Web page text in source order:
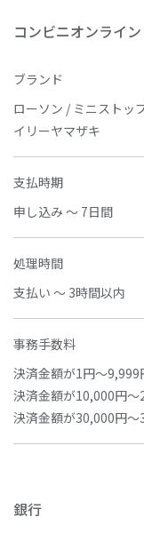
コンビニオンライン
ブランド
ローソン / ミニストッ
イリーヤマザキ
支払時期
申し込み ～ 7日間
処理時間
支払い ～ 3時間以内
事務手数料
決済金額が1円～9,999
決済金額が10,000円～
決済金額が30,000円～
銀行